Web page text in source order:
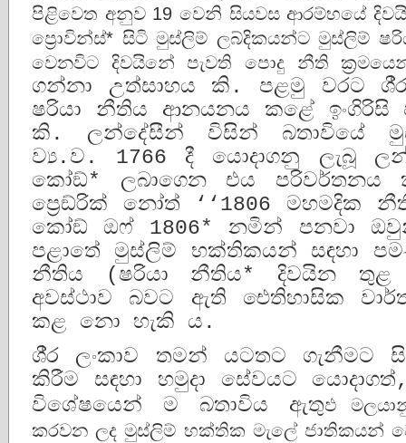
පිළිවෙත අනුව 19 වෙනි සියවස ආරම්භයේ
ප්‍රොවින්ස්* සිටි මුස්ලිම් ලබ්දිකයන්ට මුස්ලිම්
වෙනවිට දිවයිනේ පැවති පොදු නීති
ගන්නා උත්සාහය කි. පළමු වරට ශී‍්‍ර
ෂරියා නීතිය ආනයනය කළේ ඉංගිරිසි
කි. ලන්දේසීන් විසින් බතාවියේ
ව්‍ය.ව. 1766 දී යොදාගනු ලැබූ
කෝඞ්* ලබාගෙන එය පරිවර්තනය
ප්‍රෙඞ්රික් නෝත් ‘‘1806 මහමදික
කෝඞ් ඔෆ් 1806* නමින් පනවා
පළාතේ මුස්ලිම් භක්තිකයන් සඳහා
නීතිය (ෂරියා නීතිය* දිවයින තුළ
අවස්ථාව බවට ඇති ඓතිහාසික
කළ නො හැකි ය.
ශී‍්‍ර ලංකාව තමන් යටතට ගැනීමට
කිරීම සඳහා හමුදා සේවයට
විශේෂයෙන් ම බතාවිය ඇතුඵ
කරවන ලද මුස්ලිම් භක්තික මැලේ ජාතිකයන්